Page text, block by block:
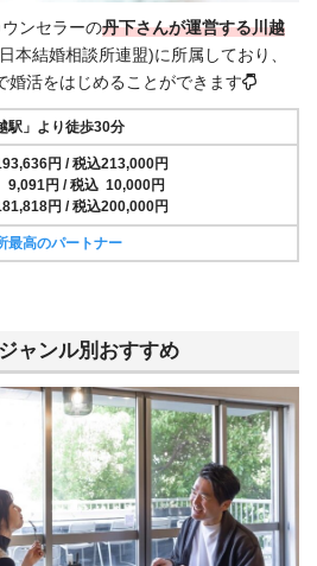
ンセラーの丹下さんが運営する川越
本結婚相談所連盟)に所属しており、
婚活をはじめることができます
駅」より徒歩30分
円 / 税込213,000円
円 / 税込 10,000円
円 / 税込200,000円
最高のパートナー
ャンル別おすすめ